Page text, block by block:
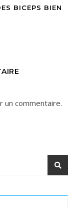
BICEPS BIEN
un commentaire.